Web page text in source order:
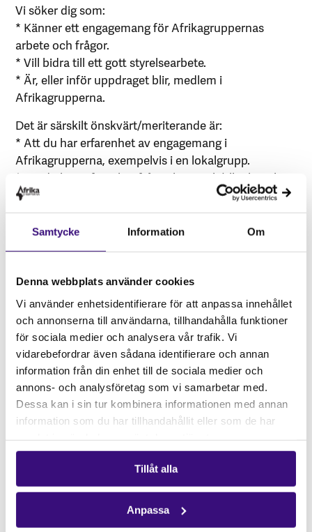
Samtycke Information Om
Denna webbplats använder cookies
Vi använder enhetsidentifierare för att anpassa innehållet
och annonserna till användarna, tillhandahålla funktioner
för sociala medier och analysera vår trafik. Vi
vidarebefordrar även sådana identifierare och annan
information från din enhet till de sociala medier och
annons- och analysföretag som vi samarbetar med.
Dessa kan i sin tur kombinera informationen med annan
information som du har tillhandahållit eller som de har
Tillåt alla
Anpassa
Vi söker dig som:
* Känner ett engagemang för Afrikagruppernas
arbete och frågor.
* Vill bidra till ett gott styrelsearbete.
* Är, eller inför uppdraget blir, medlem i
Afrikagrupperna.
Det är särskilt önskvärt/meriterande är:
* Att du har erfarenhet av engagemang i
Afrikagrupperna, exempelvis i en lokalgrupp.
* Att du har erfarenhet från arbete och/eller kunskap
och Södra Afrika och Afrikagruppernas tematiska
frågor.
* Att du har kunskap och erfarenhet av att arbeta
med ekonomi på strategisk nivå.
Ordinarie ledamöter väljs för en mandatperiod på två
år, suppleant väljs för ett år. Är du eller någon du
känner intresserad av att delta? Anmäl ditt intresse,
eller nominera någon du anser passande till
valberedningen@afrikagrupperna.sesenast den 18e
mars.
Var god notera att engagemang i Afrikagruppernas
styrelse är ideellt.
Har du frågor angående engagemanget?Kontakta
gärna oss på valberedningen@afrikagrupperna.se